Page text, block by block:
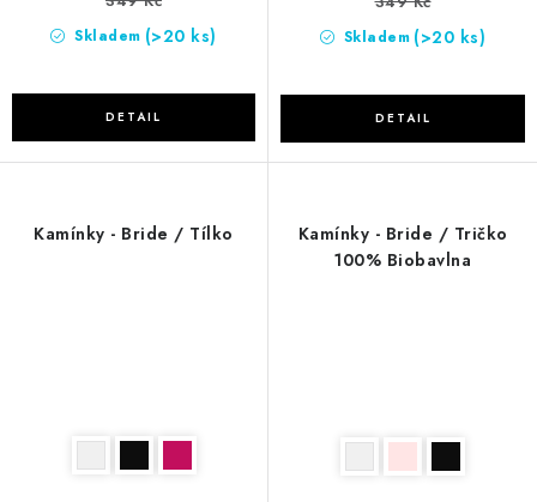
Skladem (>20 ks) Skladem (>20 ks)
Kamínky - Bride / Tílko
Kamínky - Bride / Tričko
100% Biobavlna